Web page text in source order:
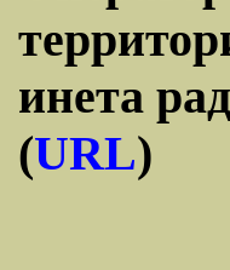
инета
(URL)